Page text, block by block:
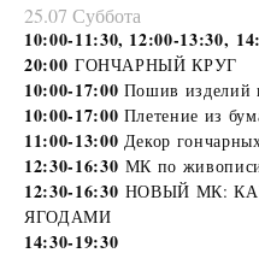
25.07 Суббота
10:00-11:30, 12:00-13:30,
20:00 ГОНЧАРНЫЙ КРУГ
10:00-17:00 Пошив изделий
10:00-17:00 Плетение из
11:00-13:00 Декор
12:30-16:30 МК по
12:30-16:30 НОВЫЙ МК:
ЯГОДАМИ
14:30-19:30